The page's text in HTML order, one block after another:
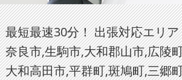
最短最速30分！ 出張対応エリア
奈良市,生駒市,大和郡山市,広陵
大和高田市,平群町,斑鳩町,三郷